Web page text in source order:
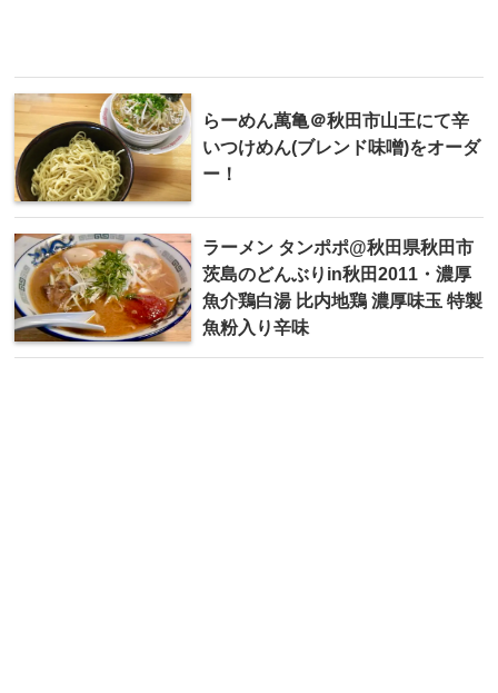
らーめん萬亀＠秋田市山王にて辛
いつけめん(ブレンド味噌)をオーダ
ー！
ラーメン タンポポ@秋田県秋田市
茨島のどんぶりin秋田2011・濃厚
魚介鶏白湯 比内地鶏 濃厚味玉 特製
魚粉入り辛味